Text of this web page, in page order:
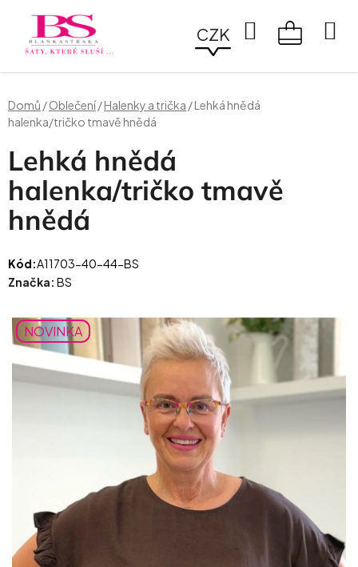
obsah
CZK
Hledat
Domů /Oblečení/Halenky a trička /Lehká hnědá
halenka/tričko tmavě hnědá
Lehká hnědá
halenka/tričko tmavě
hnědá
Kód:A11703-40-44-BS
Značka: BS
NOVINKA